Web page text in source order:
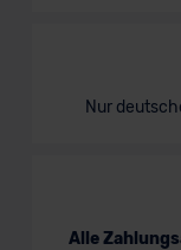
Nur
Alle